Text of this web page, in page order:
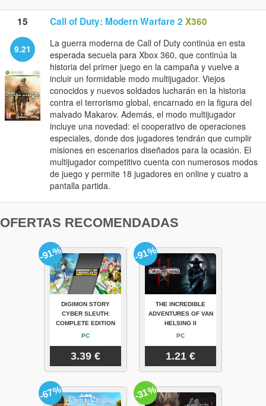
15 Call of Duty: Modern Warfare 2 X360
9.21
La guerra moderna de Call of Duty continúa en esta
esperada secuela para Xbox 360, que continúa la
historia del primer juego en la campaña y vuelve a
incluir un formidable modo multijugador. Viejos
conocidos y nuevos soldados lucharán en la historia
contra el terrorismo global, encarnado en la figura del
malvado Makarov. Además, el modo multijugador
incluye una novedad: el cooperativo de operaciones
especiales, donde dos jugadores tendrán que cumplir
misiones en escenarios diseñados para la ocasión. El
multijugador competitivo cuenta con numerosos modos
de juego y permite 18 jugadores en online y cuatro a
pantalla partida.
OFERTAS RECOMENDADAS
DIGIMON STORY
CYBER SLEUTH:
COMPLETE EDITION
PC
3.39 €
-91%
THE INCREDIBLE
ADVENTURES OF VAN
HELSING II
PC
1.21 €
-91%
-67% -31%